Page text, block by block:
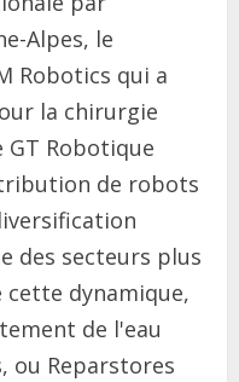
Alpes, le
Robotics qui a
la chirurgie
Robotique
de robots
des secteurs plus
dynamique,
de l'eau
ou Reparstores